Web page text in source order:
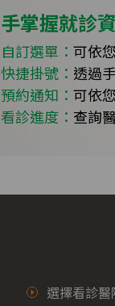
手掌握就診
自訂選單： 可依
快捷掛號： 透過
預約通知： 可依
看診進度： 查詢
選擇看診醫